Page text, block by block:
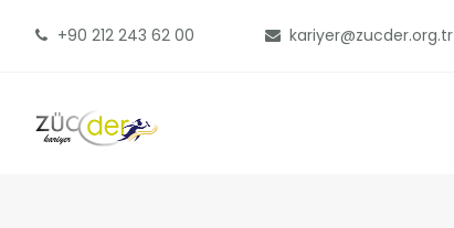
+90 212 243 62 00 kariyer@zucder.org.tr